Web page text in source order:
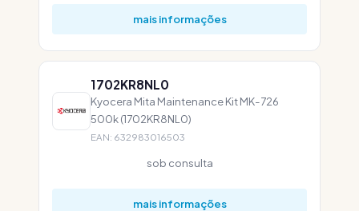
mais informações
1702KR8NL0
Kyocera Mita Maintenance Kit MK-726
500k (1702KR8NL0)
EAN: 632983016503
sob consulta
mais informações